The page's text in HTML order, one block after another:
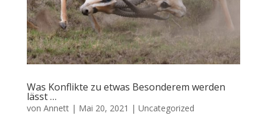
Was Konflikte zu etwas Besonderem werden
lässt …
von Annett| Mai 20, 2021 | Uncategorized